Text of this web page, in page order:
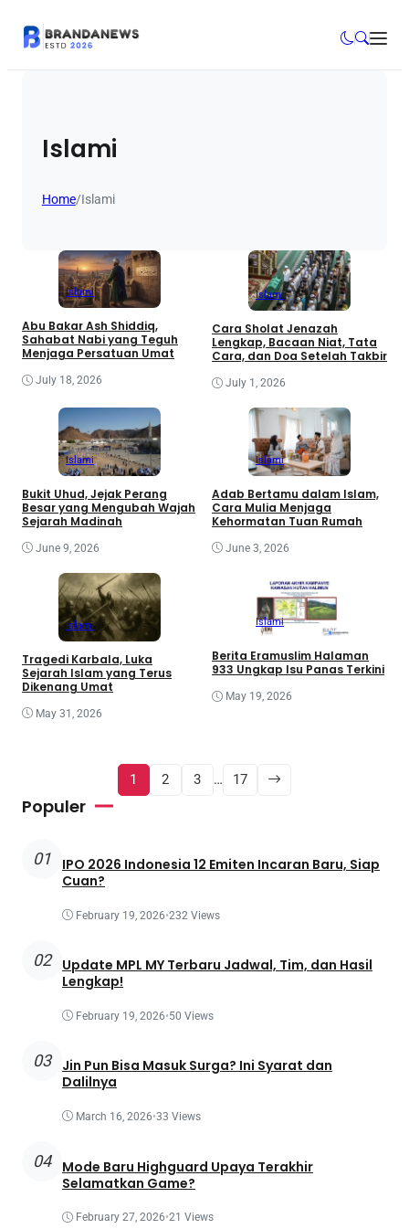
Islami
Home/Islami
Islami
Abu Bakar Ash Shiddiq,
Sahabat Nabi yang Teguh
Menjaga Persatuan Umat
July 18, 2026
Islami
Cara Sholat Jenazah
Lengkap, Bacaan Niat, Tata
Cara, dan Doa Setelah Takbir
July 1, 2026
Islami
Bukit Uhud, Jejak Perang
Besar yang Mengubah Wajah
Sejarah Madinah
June 9, 2026
Islami
Adab Bertamu dalam Islam,
Cara Mulia Menjaga
Kehormatan Tuan Rumah
June 3, 2026
Islami
Tragedi Karbala, Luka
Sejarah Islam yang Terus
Dikenang Umat
May 31, 2026
Islami
Berita Eramuslim Halaman
933 Ungkap Isu Panas Terkini
May 19, 2026
1 2 3 … 17
Populer
01
IPO 2026 Indonesia 12 Emiten Incaran Baru, Siap
Cuan?
February 19, 2026•232 Views
02
Update MPL MY Terbaru Jadwal, Tim, dan Hasil
Lengkap!
February 19, 2026•50 Views
03
Jin Pun Bisa Masuk Surga? Ini Syarat dan
Dalilnya
March 16, 2026•33 Views
04
Mode Baru Highguard Upaya Terakhir
Selamatkan Game?
February 27, 2026•21 Views